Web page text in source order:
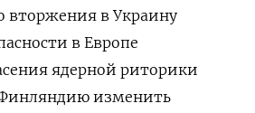
вторжения в Украину
в Европе
ядерной риторики
изменить